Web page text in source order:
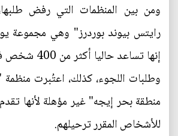
ومن بين المنظمات التي رفض
رايتس بيوند بوردرز" وهي مجموعة
إنها تساعد
وطلبات اللجوء، كذلك، اعتُبرت
منطقة بحر إيجه" غير مؤهلة لأنها تقدم
للأشخاص المقرر ترحيلهم.